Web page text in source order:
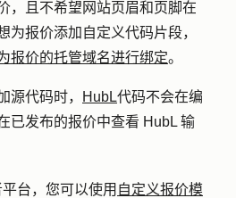
，且不希望网站页眉和页脚在
为报价添加自定义代码片段，
报价的托管域名进行绑定。
源代码时， HubL代码不会在编
已发布的报价中查看 HubL 输
台，您可以使用 自定义报价模